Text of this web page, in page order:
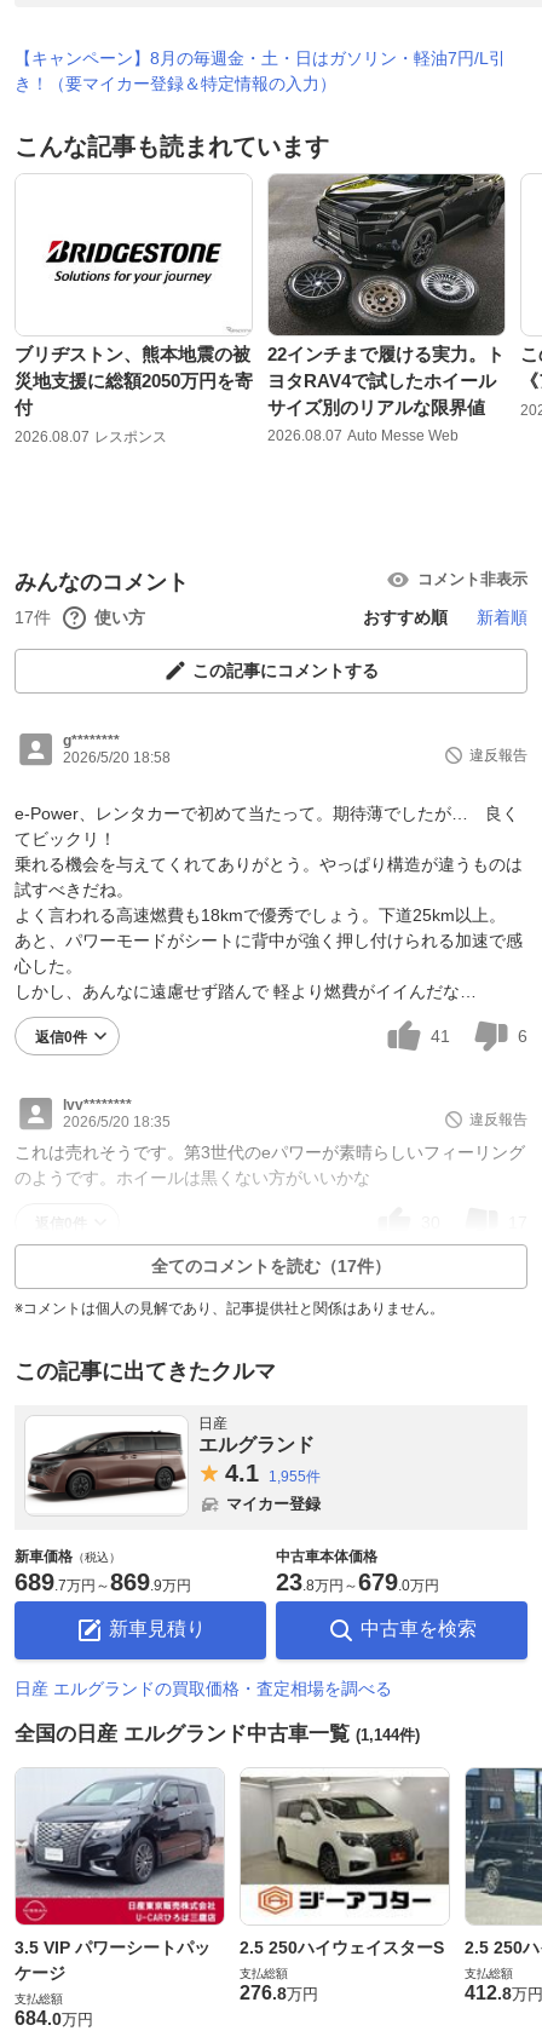
【キャンペーン】8月の毎週金・土・日はガソリン・軽油7円/L引
き！（要マイカー登録＆特定情報の入力）
こんな記事も読まれています
ブリヂストン、熊本地震の被
災地支援に総額2050万円を寄
付
2026.08.07 レスポンス
22インチまで履ける実力。ト
ヨタRAV4で試したホイール
サイズ別のリアルな限界値
2026.08.07 Auto Messe Web
みんなのコメント コメント非表示
17件 使い方 おすすめ順 新着順
この記事にコメントする
g********
2026/5/20 18:58
違反報告
e-Power、レンタカーで初めて当たって。期待薄でしたが… 良く
てビックリ！
乗れる機会を与えてくれてありがとう。やっぱり構造が違うものは
試すべきだね。
よく言われる高速燃費も18kmで優秀でしょう。下道25km以上。
あと、パワーモードがシートに背中が強く押し付けられる加速で感
心した。
しかし、あんなに遠慮せず踏んで 軽より燃費がイイんだな…
返信0件 41 6
lvv********
2026/5/20 18:35
違反報告
これは売れそうです。第3世代のeパワーが素晴らしいフィーリング
のようです。ホイールは黒くない方がいいかな
全てのコメントを読む（17件）
※コメントは個人の見解であり、記事提供社と関係はありません。
この記事に出てきたクルマ
日産
エルグランド
4.1 1,955件
マイカー登録
新車価格 （税込）
689 7万円 ～869 9万円
新車見積り
中古車本体価格
23 8万円 ～679 0万円
中古車を検索
日産 エルグランドの買取価格・査定相場を調べる
全国の日産 エルグランド中古車一覧 (1,144件)
3.5 VIP パワーシートパッ
ケージ
支払総額
684.0万円
2.5 250ハイウェイスターS
支払総額
276.8万円
2.5 250
支払総額
412.8万円